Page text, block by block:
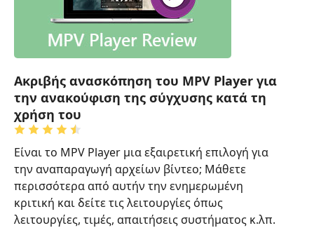
Ακριβής ανασκόπηση του MPV Player για
την ανακούφιση της σύγχυσης κατά τη
χρήση του
Είναι το MPV Player μια εξαιρετική επιλογή για
την αναπαραγωγή αρχείων βίντεο; Μάθετε
περισσότερα από αυτήν την ενημερωμένη
κριτική και δείτε τις λειτουργίες όπως
λειτουργίες, τιμές, απαιτήσεις συστήματος κ.λπ.